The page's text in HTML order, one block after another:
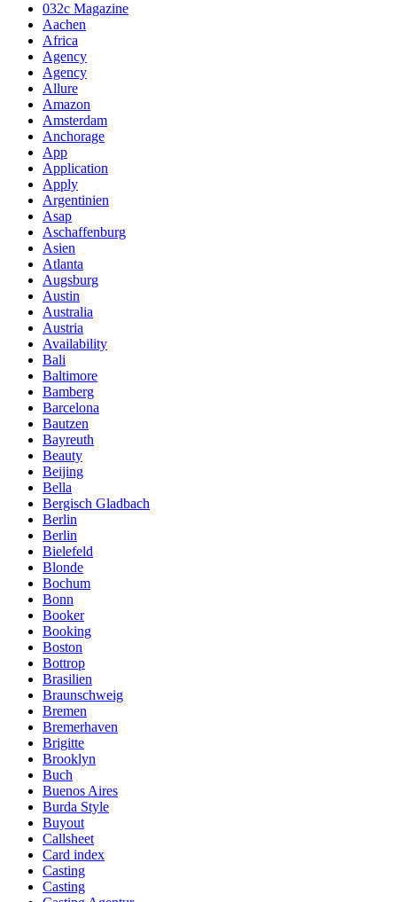
032c Magazine
Aachen
Africa
Agency
Agency
Allure
Amazon
Amsterdam
Anchorage
App
Application
Apply
Argentinien
Asap
Aschaffenburg
Asien
Atlanta
Augsburg
Austin
Australia
Austria
Availability
Bali
Baltimore
Bamberg
Barcelona
Bautzen
Bayreuth
Beauty
Beijing
Bella
Bergisch Gladbach
Berlin
Berlin
Bielefeld
Blonde
Bochum
Bonn
Booker
Booking
Boston
Bottrop
Brasilien
Braunschweig
Bremen
Bremerhaven
Brigitte
Brooklyn
Buch
Buenos Aires
Burda Style
Buyout
Callsheet
Card index
Casting
Casting